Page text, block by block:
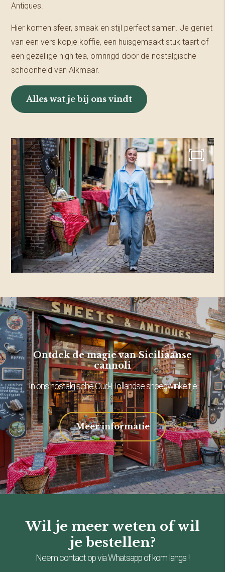
Antiques.
Hier komen sfeer, smaak en stijl perfect samen. Je geniet
van een vers kopje koffie, een huisgemaakt stuk taart of
een gezellige high tea, omringd door de nostalgische
schoonheid van Alkmaar.
Alles wat je bij ons vindt
Ontdek de magie van Siciliaanse
cannoli
In ons nostalgische Oud-Hollandse snoepwinkeltje
Meer informatie
Wil je meer weten of wil
je bestellen?
Neem contact op via Whatsapp of kom langs !